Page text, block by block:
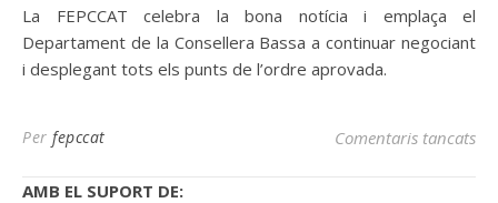
La FEPCCAT celebra la bona notícia i emplaça el
Departament de la Consellera Bassa a continuar negociant
i desplegant tots els punts de l’ordre aprovada.
Per fepccat Comentaris tancatsa
AMB EL SUPORT DE: